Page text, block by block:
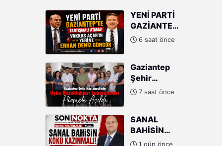
YENİ PARTİ
GAZİANTEP'TE
TARTIŞMALI
AÇAR'IN
YERİNE
ERHAN
6 saat önce
Gaziantep
Şehir
Hastanesi'nde
Laboratuvarı
Hizmete
Açıldı
7 saat önce
SANAL
BAHİSİN
KÖKÜ
1 gün önce